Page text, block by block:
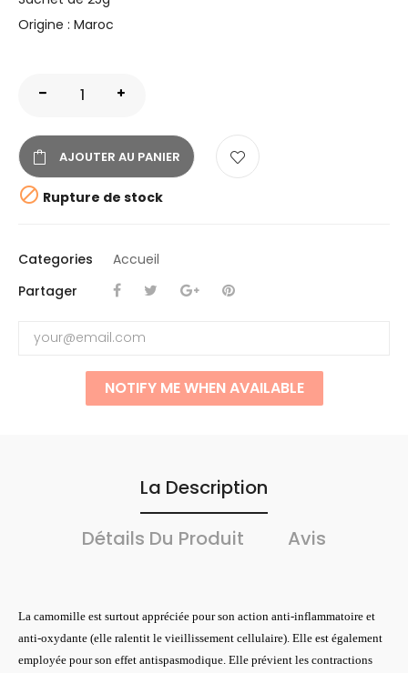
Origine : Maroc
AJOUTER AU PANIER
 Rupture de stock
Categories
Accueil
Partager
NOTIFY ME WHEN AVAILABLE
La Description
Détails Du Produit
Avis
La camomille est surtout appréciée pour son action anti-inflammatoire et
anti-oxydante (elle ralentit le vieillissement cellulaire). Elle est également
employée pour son effet antispasmodique. Elle prévient les contractions